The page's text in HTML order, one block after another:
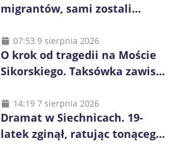
migrantów, sami zostali
proceder
07:53 9 sierpnia 2026
O krok od tragedii na Moście
Sikorskiego. Taksówka zawisła
14:19 7 sierpnia 2026
Dramat w Siechnicach. 19-
latek zginął, ratując tonącego